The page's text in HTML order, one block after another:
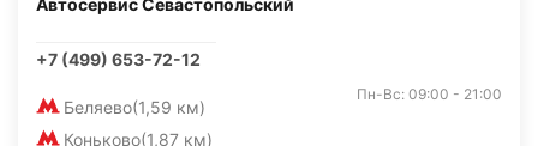
Автосервис Севастопольский
+7 (499) 653-72-12
Беляево(1,59 км)
Коньково(1,87 км)
Пн-Вс: 09:00 - 21:00